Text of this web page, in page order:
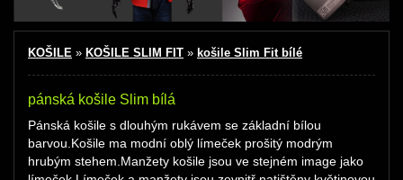
KOŠILE » KOŠILE SLIM FIT » košile Slim Fit bílé
pánská košile Slim bílá
Pánská košile s dlouhým rukávem se základní bílou
barvou.Košile ma modní oblý límeček prošitý modrým
hrubým stehem.Manžety košile jsou ve stejném image jako